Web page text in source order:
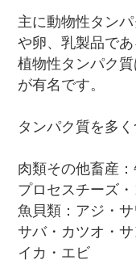
主に動物性タン
や卵、乳製品であ
植物性タンパク
が有名です。
タンパク質を多
肉類その他畜産
プロセスチーズ
魚貝類：アジ・
サバ・カツオ・
イカ・エビ